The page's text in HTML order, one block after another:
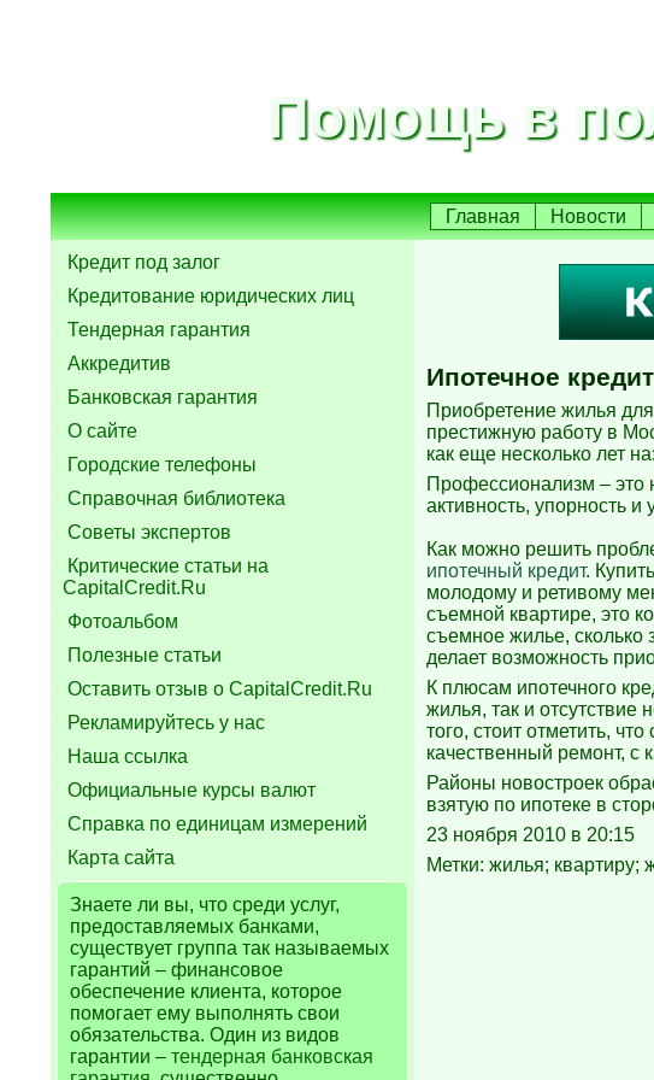
Помощь в
Главная Новости
Ипотечное
Приобретение жилья
престижную работу в
как еще несколько лет
Профессионализм – это
активность, упорность и
Как можно решить
ипотечный кредит.
молодому и ретивому
съемной квартире, это
съемное жилье, сколько
делает возможность
К плюсам ипотечного
жилья, так и отсутствие
того, стоит отметить,
качественный ремонт, с
Районы новостроек
взятую по ипотеке в
23 ноября 2010 в 20:15
Метки: жилья; квартиру;
Кредит под залог
Кредитование юридических лиц
Тендерная гарантия
Аккредитив
Банковская гарантия
О сайте
Городские телефоны
Справочная библиотека
Советы экспертов
Критические статьи на
CapitalCredit.Ru
Фотоальбом
Полезные статьи
Оставить отзыв о CapitalCredit.Ru
Рекламируйтесь у нас
Наша ссылка
Официальные курсы валют
Справка по единицам измерений
Карта сайта
Знаете ли вы, что среди услуг,
предоставляемых банками,
существует группа так называемых
гарантий – финансовое
обеспечение клиента, которое
помогает ему выполнять свои
обязательства. Один из видов
гарантии – тендерная банковская